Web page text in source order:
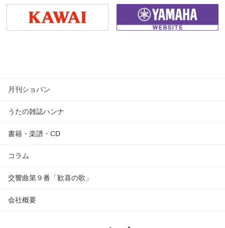
月刊ショパン
うたの雑誌ハンナ
書籍・楽譜・CD
コラム
交響曲第９番「歓喜の歌」
会社概要